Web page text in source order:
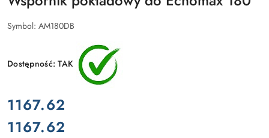
Symbol: AM180DB
Dostępność:TAK
cena:
1167.62
Cena:
1167.62